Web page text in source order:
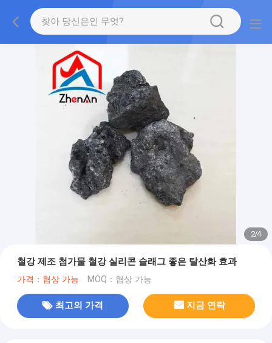
2/4
철강 제조 첨가물 철강 실리콘 슬래그 좋은 탈산화 효과
가격：협상 가능 MOQ：협상 가능
최고의 가격 지금 연락